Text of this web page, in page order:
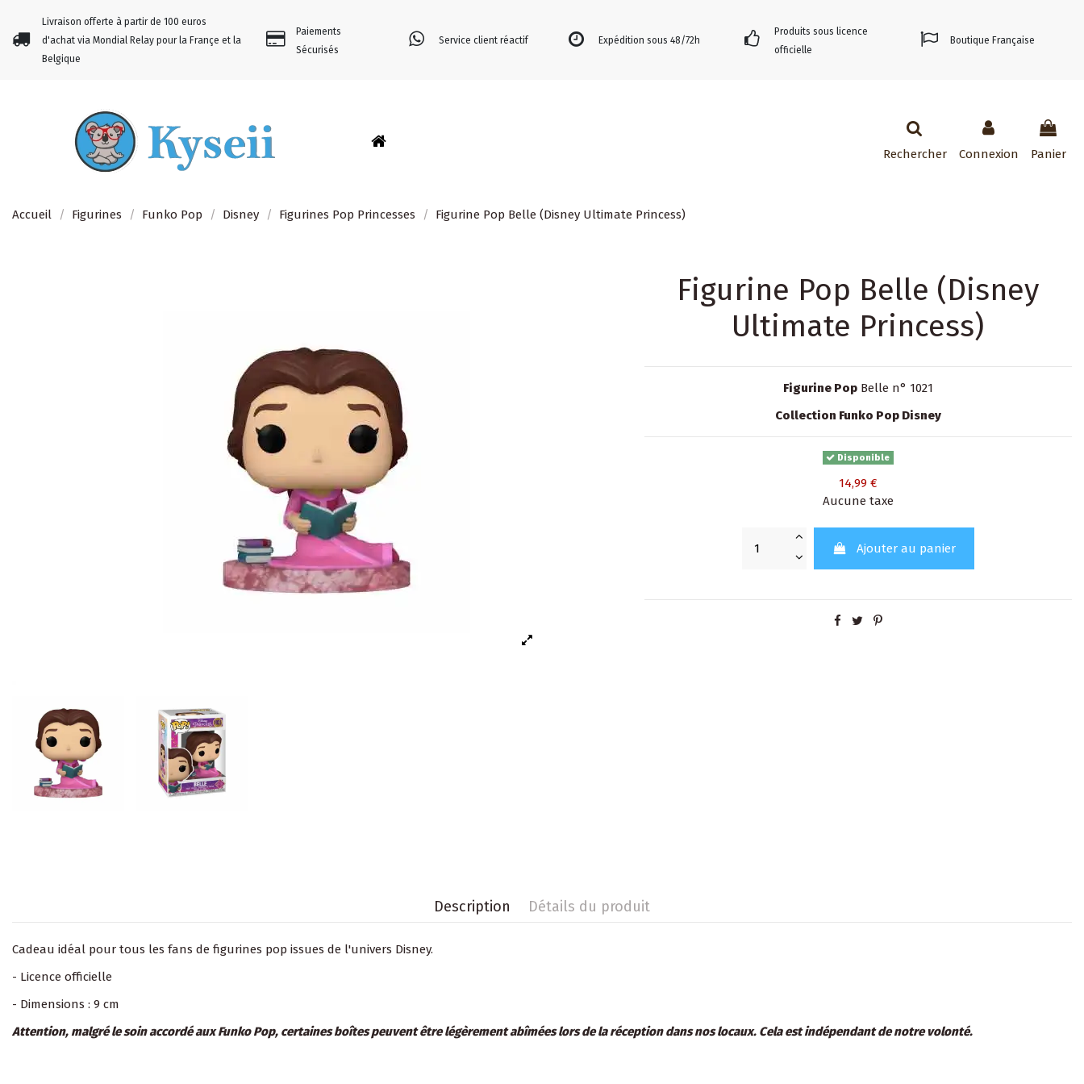
Livraison offerte à partir de 100 euros
d'achat via Mondial Relay pour la Françe et la
Belgique
Paiements
Sécurisés
Service client réactif Expédition sous 48/72h
Produits sous licence
officielle
Boutique Française
Rechercher Connexion Panier
Accueil Figurines Funko Pop Disney Figurines Pop Princesses Figurine Pop Belle (Disney Ultimate Princess)
Figurine Pop Belle (Disney
Ultimate Princess)
Figurine PopBelle n° 1021
Collection Funko Pop Disney
Disponible
14,99 €
Aucune taxe
Ajouter au panier
Description Détails du produit
Cadeau idéal pour tous les fans de figurines pop issues de l'univers Disney.
- Licence officielle
- Dimensions : 9 cm
Attention, malgré le soin accordé aux Funko Pop, certaines boîtes peuvent être légèrement abîmées lors de la réception dans nos locaux. Cela est indépendant de notre volonté.